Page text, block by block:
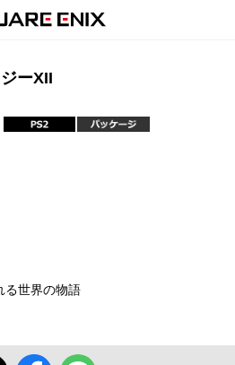
採用情報
ーXII
る世界の物語